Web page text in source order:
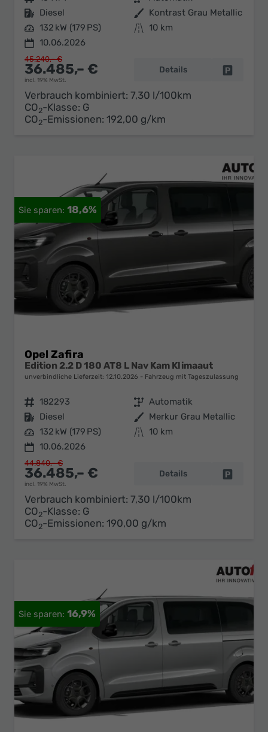
Kraftstoff Diesel Außenfarbe Kontrast Grau Metallic
Leistung 132 kW (179 PS) Kilometerstand 10 km
10.06.2026
36.485,– €
incl. 19% MwSt.
45.240,– €
Details
Verbrauch kombiniert: 7,30 l/100km
CO2-Klasse: G
CO2-Emissionen: 192,00 g/km
18,6%
Opel Zafira
Edition 2.2 D 180 AT8 L Nav Kam Klimaaut
unverbindliche Lieferzeit: 12.10.2026 Fahrzeug mit Tageszulassung
Fahrzeugnr. 182293 Getriebe Automatik
Kraftstoff Diesel Außenfarbe Merkur Grau Metallic
Leistung 132 kW (179 PS) Kilometerstand 10 km
10.06.2026
36.485,– €
incl. 19% MwSt.
44.840,– €
Details
Verbrauch kombiniert: 7,30 l/100km
CO2-Klasse: G
CO2-Emissionen: 190,00 g/km
16,9%